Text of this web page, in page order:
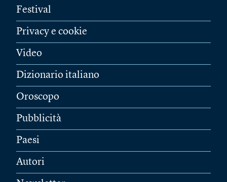
Festival
Privacy e cookie
Video
Dizionario italiano
Oroscopo
Pubblicità
Paesi
Autori